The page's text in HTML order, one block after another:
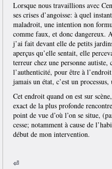
Lorsque nous travaillions avec
ses crises d’angoisse: à quel
maladroit, une intention non
comme faux, et donc dangereux.
j’ai fait devant elle de petits
aperçus qu’elle sentait, elle
terreur chez une personne
l’authenticité, pour être à
jamais un état, c’est un
Cet endroit quand on est sur
exact de la plus profonde
point de vue d’où l’on se situe,
cesse; notamment à cause de
début de mon intervention.
⏎